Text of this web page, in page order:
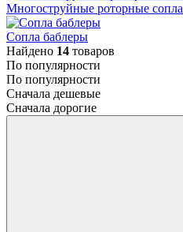
Многоструйные роторные сопла
Сопла баблеры
Найдено 14 товаров
По популярности
По популярности
Сначала дешевые
Сначала дорогие